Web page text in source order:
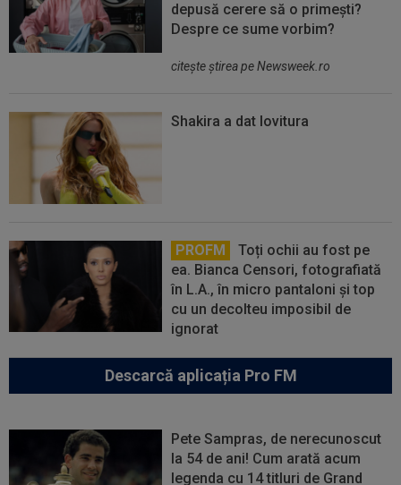
depusă cerere să o primești?
Despre ce sume vorbim?
citeşte ştirea pe Newsweek.ro
Shakira a dat lovitura
PROFM
Toți ochii au fost pe
ea. Bianca Censori, fotografiată
în L.A., în micro pantaloni și top
cu un decolteu imposibil de
ignorat
Descarcă aplicația Pro FM
Pete Sampras, de nerecunoscut
la 54 de ani! Cum arată acum
legenda cu 14 titluri de Grand